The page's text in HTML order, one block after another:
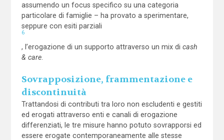
assumendo un focus specifico su una categoria
particolare di famiglie – ha provato a sperimentare,
seppure con esiti parziali
6
, l’erogazione di un supporto attraverso un mix di cash
& care.
Sovrapposizione, frammentazione e
discontinuità
Trattandosi di contributi tra loro non escludenti e gestiti
ed erogati attraverso enti e canali di erogazione
differenziati, le tre misure hanno potuto sovrapporsi ed
essere erogate contemporaneamente alle stesse